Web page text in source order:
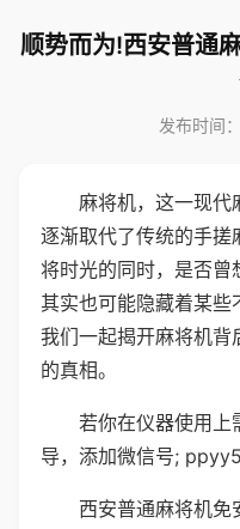
顺势而为!西安普通
发布时间
麻将机，这一现代
逐渐取代了传统的手搓
将时光的同时，是否曾
其实也可能隐藏着某些
我们一起揭开麻将机背
的真相。
若你在仪器使用上
导，添加微信号;
西安普通麻将机免